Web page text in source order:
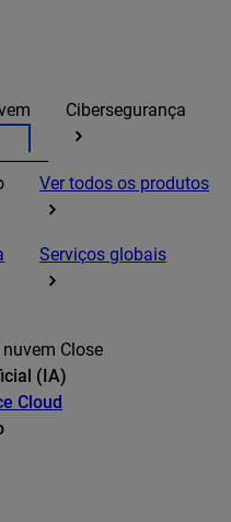
Cibersegurança
Ver todos os produtos
Serviços globais
Close
(IA)
Cloud